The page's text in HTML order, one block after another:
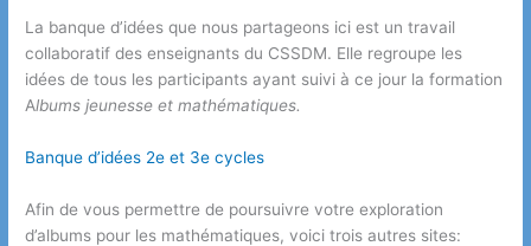
La banque d’idées que nous partageons ici est un travail
collaboratif des enseignants du CSSDM. Elle regroupe les
idées de tous les participants ayant suivi à ce jour la formation
Albums jeunesse et mathématiques.
Banque d’idées 2e et 3e cycles
Afin de vous permettre de poursuivre votre exploration
d’albums pour les mathématiques, voici trois autres sites: